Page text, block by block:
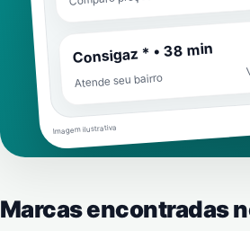
Consigaz * • 38 min
Atende seu bairro
Imagem ilustrativa
Marcas encontradas